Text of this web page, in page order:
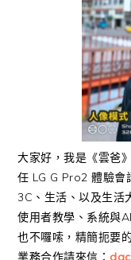
大家好，我是《雲爸
任 LG G Pro2 體驗會
3C、生活、以及生活
使用者教學、系統與
也不囉嗦，精簡扼要
業務合作請來信：